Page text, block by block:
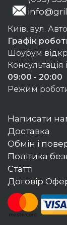
Київ, вул.
Графік
Шоурум
09:00 - 20:00
Режим
Написати
Доставка
Обмін і
Політика
Статті
Договір